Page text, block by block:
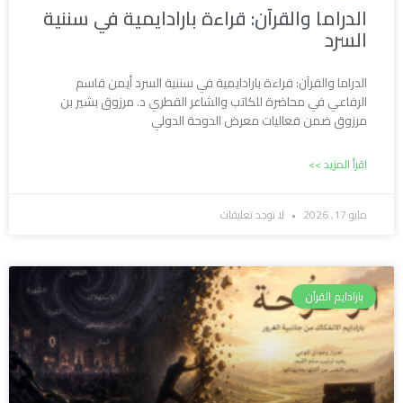
الدراما والقرآن: قراءة بارادايمية في سننية
السرد
الدراما والقرآن: قراءة بارادايمية في سننية السرد أيمن قاسم
الرفاعي في محاضرة للكاتب والشاعر القطري د. مرزوق بشير بن
مرزوق ضمن فعاليات معرض الدوحة الدولي
اقرأ المزيد >>
مايو 17, 2026 لا توجد تعليقات
بارادايم القرآن